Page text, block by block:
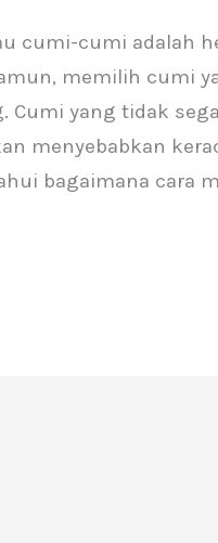
cumi-cumi adalah
memilih cumi
Cumi yang tidak
menyebabkan
bagaimana cara